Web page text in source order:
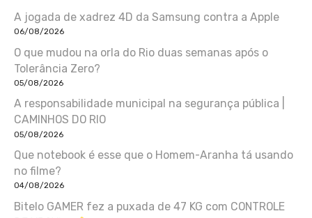
A jogada de xadrez 4D da Samsung contra a Apple
06/08/2026
O que mudou na orla do Rio duas semanas após o
Tolerância Zero?
05/08/2026
A responsabilidade municipal na segurança pública |
CAMINHOS DO RIO
05/08/2026
Que notebook é esse que o Homem-Aranha tá usando
no filme?
04/08/2026
Bitelo GAMER fez a puxada de 47 KG com CONTROLE